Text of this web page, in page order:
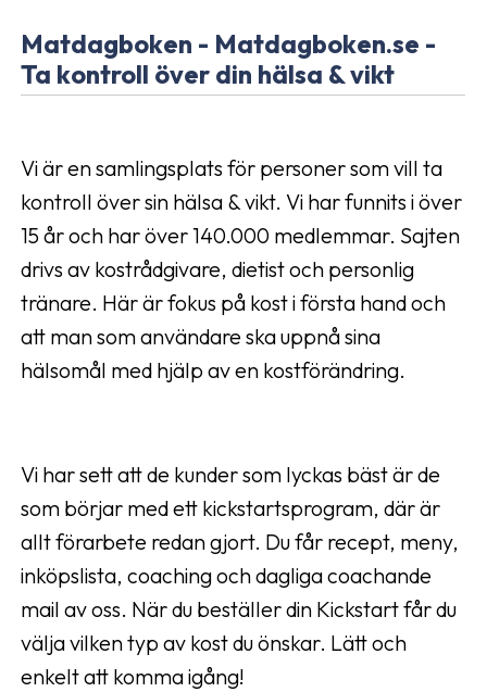
Matdagboken - Matdagboken.se -
Ta kontroll över din hälsa & vikt
Vi är en samlingsplats för personer som vill ta
kontroll över sin hälsa & vikt. Vi har funnits i över
15 år och har över 140.000 medlemmar. Sajten
drivs av kostrådgivare, dietist och personlig
tränare. Här är fokus på kost i första hand och
att man som användare ska uppnå sina
hälsomål med hjälp av en kostförändring.
Vi har sett att de kunder som lyckas bäst är de
som börjar med ett kickstartsprogram, där är
allt förarbete redan gjort. Du får recept, meny,
inköpslista, coaching och dagliga coachande
mail av oss. När du beställer din Kickstart får du
välja vilken typ av kost du önskar. Lätt och
enkelt att komma igång!